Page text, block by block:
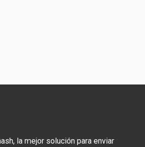
la mejor solución para enviar